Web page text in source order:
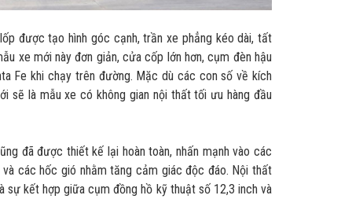
được tạo hình góc cạnh, trần xe phẳng kéo dài, tất
xe mới này đơn giản, cửa cốp lớn hơn, cụm đèn hậu
Fe khi chạy trên đường. Mặc dù các con số về kích
sẽ là mẫu xe có không gian nội thất tối ưu hàng đầu
đã được thiết kế lại hoàn toàn, nhấn mạnh vào các
các hốc gió nhằm tăng cảm giác độc đáo. Nội thất
sự kết hợp giữa cụm đồng hồ kỹ thuật số 12,3 inch và